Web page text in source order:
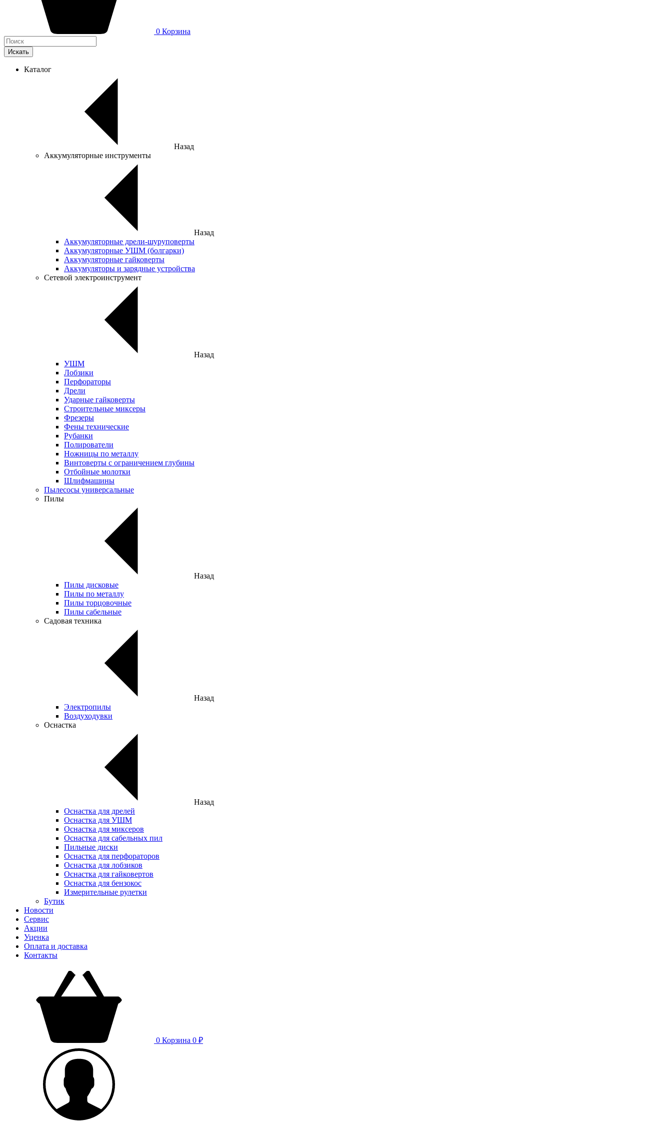
0 Корзина
Искать
Каталог
Назад
Аккумуляторные инструменты
Назад
Аккумуляторные дрели-шуруповерты
Аккумуляторные УШМ (болгарки)
Аккумуляторные гайковерты
Аккумуляторы и зарядные устройства
Сетевой электроинструмент
Назад
УШМ
Лобзики
Перфораторы
Дрели
Ударные гайковерты
Строительные миксеры
Фрезеры
Фены технические
Рубанки
Полирователи
Ножницы по металлу
Винтоверты с ограничением глубины
Отбойные молотки
Шлифмашины
Пылесосы универсальные
Пилы
Назад
Пилы дисковые
Пилы по металлу
Пилы торцовочные
Пилы сабельные
Садовая техника
Назад
Электропилы
Воздуходувки
Оснастка
Назад
Оснастка для дрелей
Оснастка для УШМ
Оснастка для миксеров
Оснастка для сабельных пил
Пильные диски
Оснастка для перфораторов
Оснастка для лобзиков
Оснастка для гайковертов
Оснастка для бензокос
Измерительные рулетки
Бутик
Новости
Сервис
Акции
Уценка
Оплата и доставка
Контакты
0 Корзина 0 ₽